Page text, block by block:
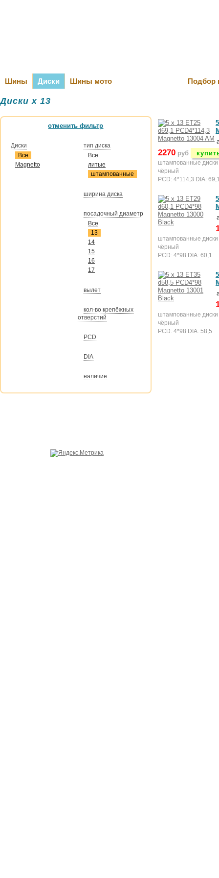
Шины Диски Шины мото Подбор
Диски x 13
отменить фильтр
Диски
Все
Magnetto
тип диска
Все
литые
штампованные
ширина диска
посадочный диаметр
Все
13
14
15
16
17
вылет
кол-во крепёжных
отверстий
PCD
DIA
наличие
2270 руб
штампованные диски
чёрный
PCD: 4*114,3 DIA:
штампованные диски
чёрный
PCD: 4*98 DIA: 60,1
штампованные диски
чёрный
PCD: 4*98 DIA: 58,5